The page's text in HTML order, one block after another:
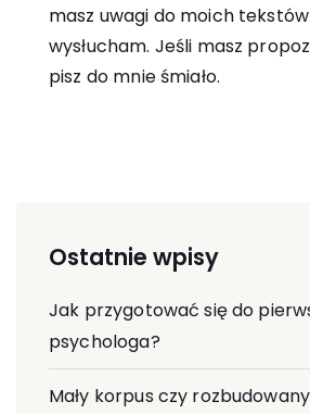
masz uwagi do moich
wysłucham. Jeśli masz
pisz do mnie śmiało.
Ostatnie wpisy
Jak przygotować się do
psychologa?
Mały korpus czy